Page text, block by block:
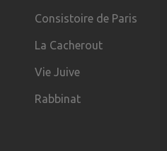
Consistoire de Paris
La Cacherout
Vie Juive
Rabbinat